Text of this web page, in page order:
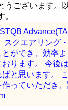
うございます。
。
スクエアリング
ができ、効率
ります。 今後
と思います。
っていただき